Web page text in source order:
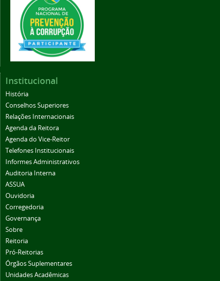
Institucional
História
Conselhos Superiores
Relações Internacionais
Agenda da Reitora
Agenda do Vice-Reitor
Telefones Institucionais
Informes Administrativos
Auditoria Interna
ASSUA
Ouvidoria
Corregedoria
Governança
Sobre
Reitoria
Pró-Reitorias
Órgãos Suplementares
Unidades Acadêmicas